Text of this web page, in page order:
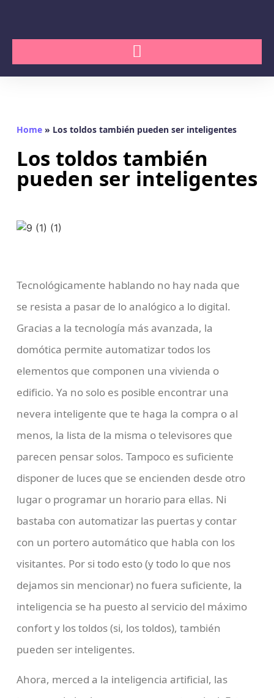
Home» Los toldos también pueden ser inteligentes
Los toldos también
pueden ser inteligentes
Tecnológicamente hablando no hay nada que
se resista a pasar de lo analógico a lo digital.
Gracias a la tecnología más avanzada, la
domótica permite automatizar todos los
elementos que componen una vivienda o
edificio. Ya no solo es posible encontrar una
nevera inteligente que te haga la compra o al
menos, la lista de la misma o televisores que
parecen pensar solos. Tampoco es suficiente
disponer de luces que se encienden desde otro
lugar o programar un horario para ellas. Ni
bastaba con automatizar las puertas y contar
con un portero automático que habla con los
visitantes. Por si todo esto (y todo lo que nos
dejamos sin mencionar) no fuera suficiente, la
inteligencia se ha puesto al servicio del máximo
confort y los toldos (si, los toldos), también
pueden ser inteligentes.
Ahora, merced a la inteligencia artificial, las